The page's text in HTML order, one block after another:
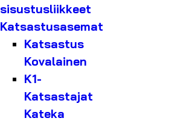
sisustusliikkeet
Katsastusasemat
Katsastus
Kovalainen
K1-
Katsastajat
Kateka